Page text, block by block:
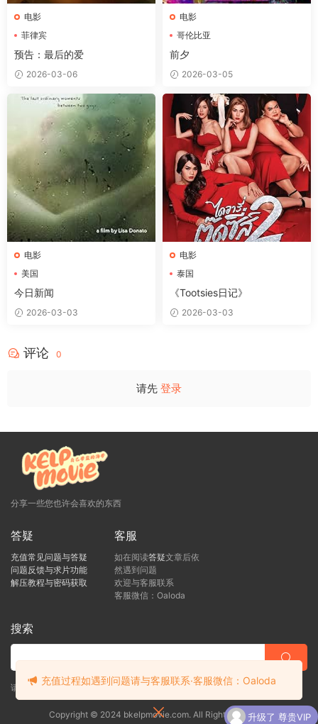
电影
菲律宾
预告：最后的爱
2026-03-06
电影
哥伦比亚
前夕
2026-03-05
电影
美国
今日新闻
2026-03-03
电影
泰国
《Tootsies日记》
2026-03-03
评论 0
请先 登录
分享一些您也许会喜欢的东西
答疑
充值常见问题与答疑
问题反馈与求片功能
解压教程与密码获取
客服
如在阅读答疑文章后依
然遇到问题
欢迎与客服联系
客服微信：Oaloda
搜索
请直接向客服提出您的疑问，客服看到后会尽快回复！
Copyright © 2024 bkelpmovie.com. All Rights Reserved
充值过程如遇到问题请与客服联系·客服微信：Oaloda
升级了 尊贵VIP